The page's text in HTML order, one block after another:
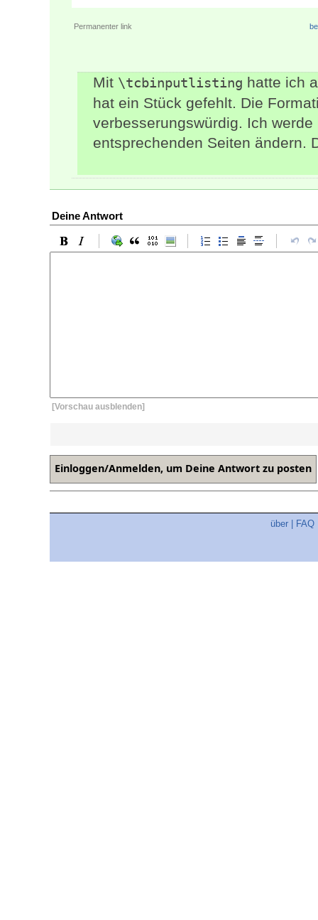
Permanenter link
Mit \tcbinputlisting hatte ich
hat ein Stück gefehlt. Die
verbesserungswürdig. Ich
entsprechenden Seiten ändern.
Deine Antwort
[Vorschau ausblenden]
über FAQ